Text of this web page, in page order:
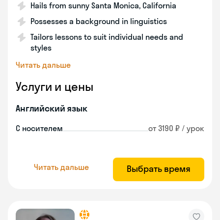
Hails from sunny Santa Monica, California
Possesses a background in linguistics
Tailors lessons to suit individual needs and
styles
Читать дальше
Услуги и цены
Английский язык
С носителем от 3190 ₽ / урок
Читать дальше Выбрать время